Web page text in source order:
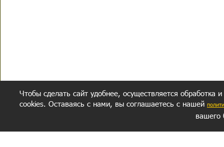
Чтобы сделать сайт удобнее, осуществляется обработка
cookies. Оставаясь с нами, вы соглашаетесь с нашей
вашего